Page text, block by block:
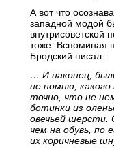
А вот что
западной модой
внутрисоветской
тоже. Вспоминая
Бродский писал:
… И наконец,
не помню, какого
точно, что не
ботинки из
овечьей шерсти.
чем на обувь, по
их коричневые